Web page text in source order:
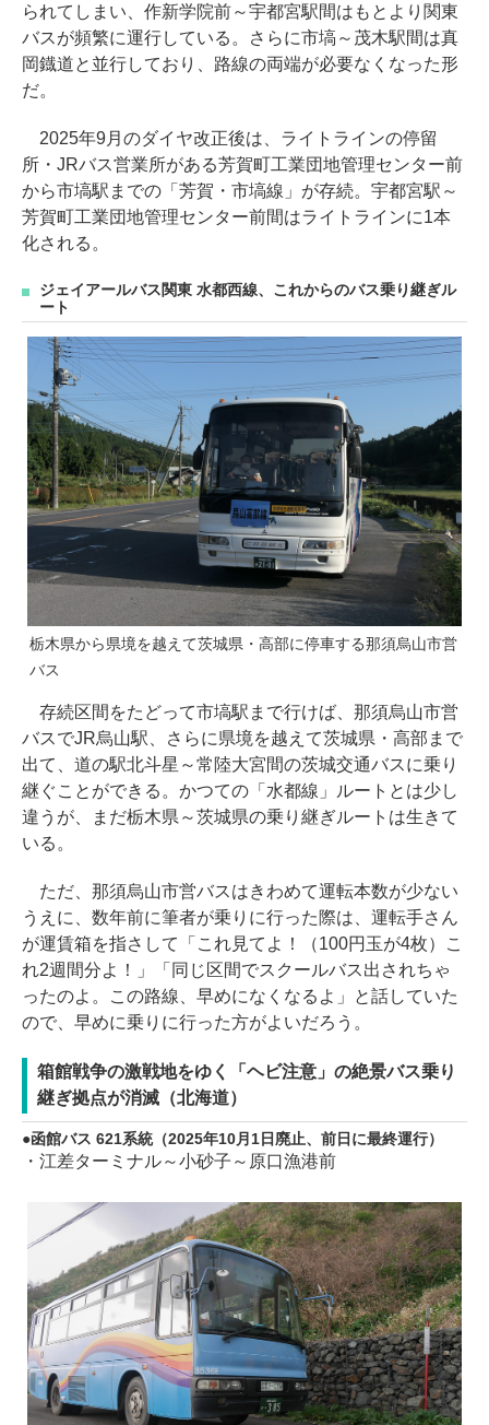
られてしまい、作新学院前～宇都宮駅間はもとより関東
バスが頻繁に運行している。さらに市塙～茂木駅間は真
岡鐡道と並行しており、路線の両端が必要なくなった形
だ。
2025年9月のダイヤ改正後は、ライトラインの停留
所・JRバス営業所がある芳賀町工業団地管理センター前
から市塙駅までの「芳賀・市塙線」が存続。宇都宮駅～
芳賀町工業団地管理センター前間はライトラインに1本
化される。
ジェイアールバス関東 水都西線、これからのバス乗り継ぎル
ート
栃木県から県境を越えて茨城県・高部に停車する那須烏山市営
バス
存続区間をたどって市塙駅まで行けば、那須烏山市営
バスでJR烏山駅、さらに県境を越えて茨城県・高部まで
出て、道の駅北斗星～常陸大宮間の茨城交通バスに乗り
継ぐことができる。かつての「水都線」ルートとは少し
違うが、まだ栃木県～茨城県の乗り継ぎルートは生きて
いる。
ただ、那須烏山市営バスはきわめて運転本数が少ない
うえに、数年前に筆者が乗りに行った際は、運転手さん
が運賃箱を指さして「これ見てよ！（100円玉が4枚）こ
れ2週間分よ！」「同じ区間でスクールバス出されちゃ
ったのよ。この路線、早めになくなるよ」と話していた
ので、早めに乗りに行った方がよいだろう。
箱館戦争の激戦地をゆく「ヘビ注意」の絶景バス乗り
継ぎ拠点が消滅（北海道）
函館バス 621系統（2025年10月1日廃止、前日に最終運行）
・江差ターミナル～小砂子～原口漁港前